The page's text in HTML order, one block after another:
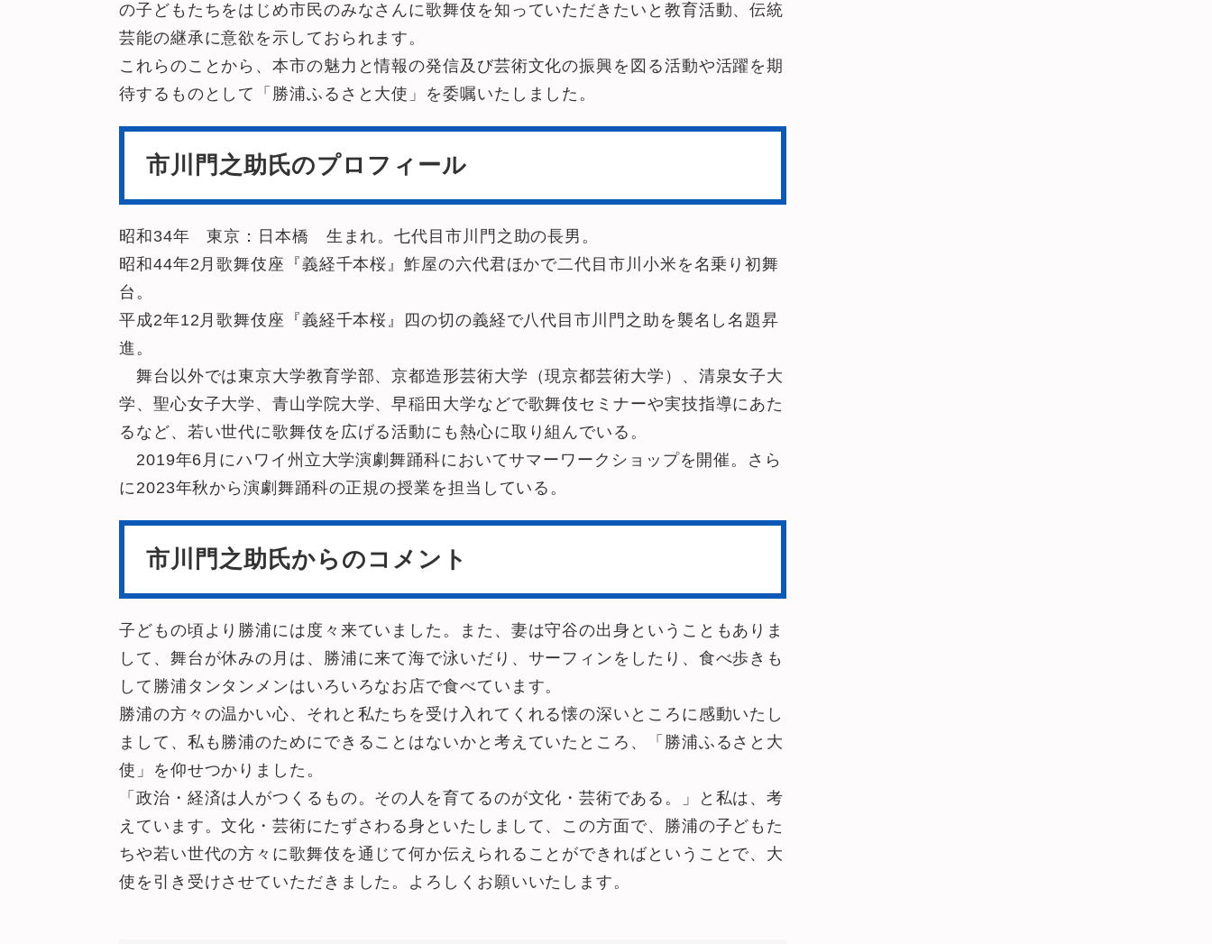
の子どもたちをはじめ市民のみなさんに歌舞伎を知っていただきたいと教育活動、伝統
芸能の継承に意欲を示しておられます。
これらのことから、本市の魅力と情報の発信及び芸術文化の振興を図る活動や活躍を期
待するものとして「勝浦ふるさと大使」を委嘱いたしました。
市川門之助氏のプロフィール
昭和34年 東京：日本橋 生まれ。七代目市川門之助の長男。
昭和44年2月歌舞伎座『義経千本桜』鮓屋の六代君ほかで二代目市川小米を名乗り初舞
台。
平成2年12月歌舞伎座『義経千本桜』四の切の義経で八代目市川門之助を襲名し名題昇
進。
舞台以外では東京大学教育学部、京都造形芸術大学（現京都芸術大学）、清泉女子大
学、聖心女子大学、青山学院大学、早稲田大学などで歌舞伎セミナーや実技指導にあた
るなど、若い世代に歌舞伎を広げる活動にも熱心に取り組んでいる。
2019年6月にハワイ州立大学演劇舞踊科においてサマーワークショップを開催。さら
に2023年秋から演劇舞踊科の正規の授業を担当している。
市川門之助氏からのコメント
子どもの頃より勝浦には度々来ていました。また、妻は守谷の出身ということもありま
して、舞台が休みの月は、勝浦に来て海で泳いだり、サーフィンをしたり、食べ歩きも
して勝浦タンタンメンはいろいろなお店で食べています。
勝浦の方々の温かい心、それと私たちを受け入れてくれる懐の深いところに感動いたし
まして、私も勝浦のためにできることはないかと考えていたところ、「勝浦ふるさと大
使」を仰せつかりました。
「政治・経済は人がつくるもの。その人を育てるのが文化・芸術である。」と私は、考
えています。文化・芸術にたずさわる身といたしまして、この方面で、勝浦の子どもた
ちや若い世代の方々に歌舞伎を通じて何か伝えられることができればということで、大
使を引き受けさせていただきました。よろしくお願いいたします。